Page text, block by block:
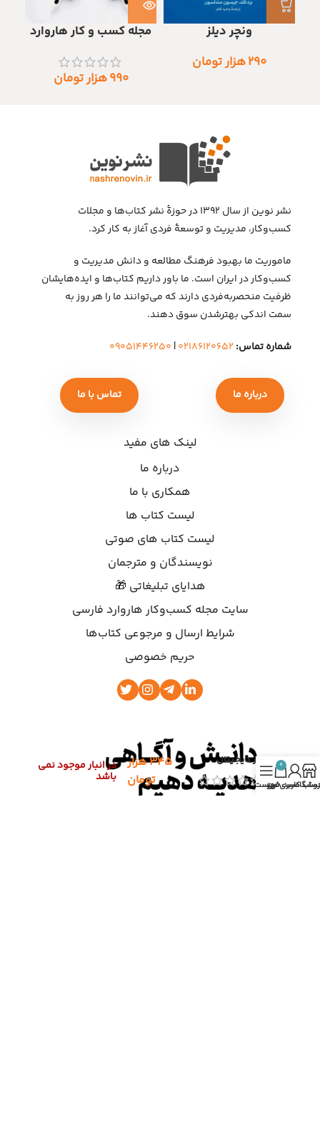
ونچر دیلز
۲۹۰هزار تومان
مجله کسب و کار هاروارد
۹۹۰هزار تومان
نشر نوین از سال ۱۳۹۲ در حوزهٔ نشر کتاب‌ها و مجلات
کسب‌وکار، مدیریت و توسعهٔ فردی آغاز به کار کرد.
ماموریت ما بهبود فرهنگ مطالعه و دانش مدیریت و
کسب‌وکار در ایران است. ما باور داریم کتاب‌ها و ایده‌هایشان
ظرفیت منحصربه‌فردی دارند که می‌توانند ما را هر روز به
سمت اندکی بهتر‌شدن سوق دهند.
شماره تماس: ۰۲۱۸۶۱۲۰۶۵۲| ۰۹۰۵۱۴۴۶۲۵۰
درباره ما تماس با ما
لینک های مفید
درباره ما
همکاری با ما
لیست کتاب ها
لیست کتاب های صوتی
نویسندگان و مترجمان
هدایای تبلیغاتی 🎁
سایت مجله کسب‌وکار هاروارد فارسی
شرایط ارسال و مرجوعی کتاب‌ها
حریم خصوصی
ارز دیجیتال ۳۴۵هزار
تومان
در انبار موجود نمی
باشد
کاربری من
0
سبد خریدفهرست